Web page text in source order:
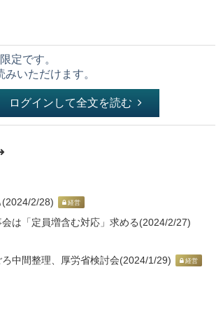
定です。
いただけます。
ログインして全文を読む
(2024/2/28) 経営
は「定員増含む対応」求める(2024/2/27)
中間整理、厚労省検討会(2024/1/29) 経営